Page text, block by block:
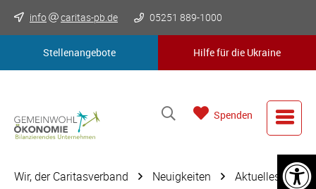
info caritas-pb.de 05251 889-1000
Spenden
Wir, der Caritasverband Neuigkeiten Aktuelles
Stellenangebote Hilfe für die Ukraine